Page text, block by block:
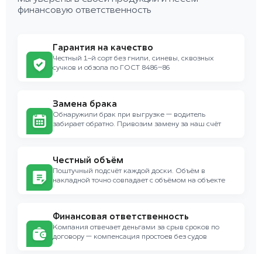
финансовую ответственность
Гарантия на качество
Честный 1-й сорт без гнили, синевы, сквозных
сучков и обзола по ГОСТ 8486–86
Замена брака
Обнаружили брак при выгрузке — водитель
забирает обратно. Привозим замену за наш счёт
Честный объём
Поштучный подсчёт каждой доски. Объём в
накладной точно совпадает с объёмом на объекте
Финансовая ответственность
Компания отвечает деньгами за срыв сроков по
договору — компенсация простоев без судов